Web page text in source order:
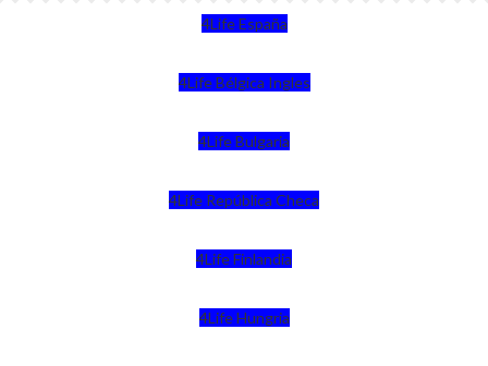
4Life España
4Life Bélgica Ingles
4Life Bulgaria
4Life República Checa
4Life Finlandia
4Life Hungria